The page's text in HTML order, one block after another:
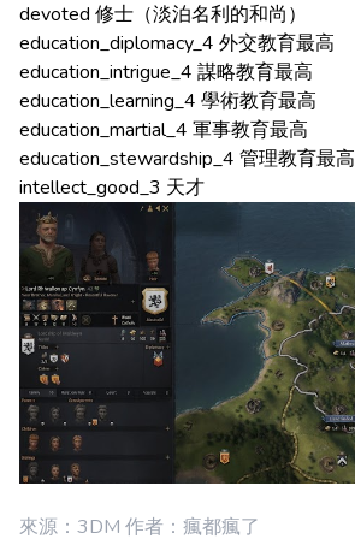
devoted 修士（淡泊名利的和尚）
education_diplomacy_4 外交教育最高
education_intrigue_4 謀略教育最高
education_learning_4 學術教育最高
education_martial_4 軍事教育最高
education_stewardship_4 管理教育最高
intellect_good_3 天才
來源：3DM 作者：瘋都瘋了